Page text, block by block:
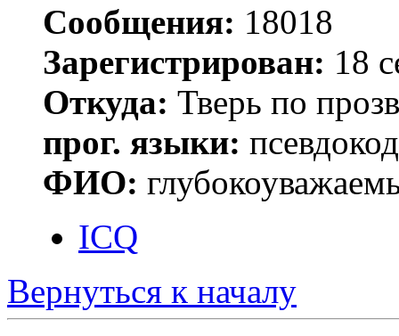
Сообщения: 18018
Зарегистрирован: 18
Откуда: Тверь по
прог. языки:
ФИО:
ICQ
Вернуться к началу